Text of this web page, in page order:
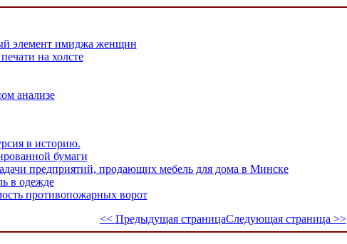
элемент имиджа женщин
на холсте
анализе
в историю.
бумаги
предприятий, продающих мебель для дома в Минске
в одежде
противопожарных ворот
<< Предыдущая страницаСледующая страница >>